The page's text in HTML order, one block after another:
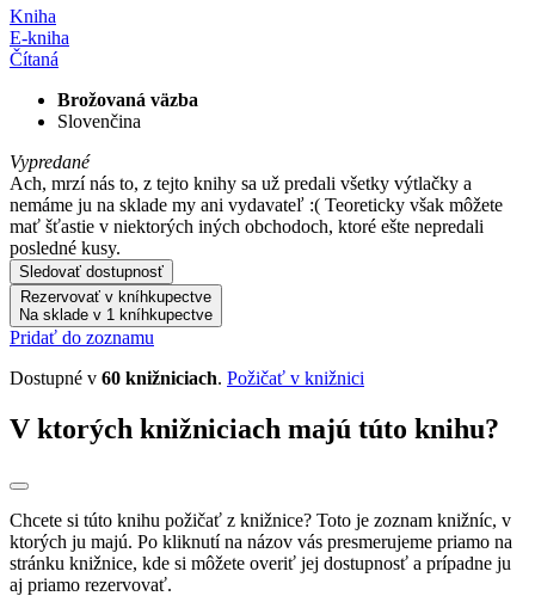
Kniha
E-kniha
Čítaná
Brožovaná väzba
Slovenčina
Vypredané
Ach, mrzí nás to, z tejto knihy sa už predali všetky výtlačky a
nemáme ju na sklade my ani vydavateľ :( Teoreticky však môžete
mať šťastie v niektorých iných obchodoch, ktoré ešte nepredali
posledné kusy.
Sledovať dostupnosť
Rezervovať v kníhkupectve
Na sklade v 1 kníhkupectve
Pridať do zoznamu
Dostupné v 60 knižniciach. Požičať v knižnici
V ktorých knižniciach majú túto knihu?
Chcete si túto knihu požičať z knižnice? Toto je zoznam knižníc, v
ktorých ju majú. Po kliknutí na názov vás presmerujeme priamo na
stránku knižnice, kde si môžete overiť jej dostupnosť a prípadne ju
aj priamo rezervovať.